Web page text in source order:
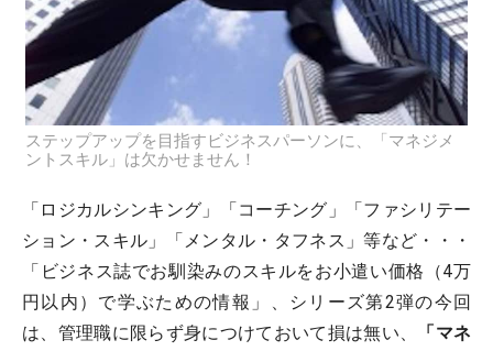
ステップアップを目指すビジネスパーソンに、「マネジメ
ントスキル」は欠かせません！
「ロジカルシンキング」「コーチング」「ファシリテー
ション・スキル」「メンタル・タフネス」等など・・・
「ビジネス誌でお馴染みのスキルをお小遣い価格（4万
円以内）で学ぶための情報」、シリーズ第2弾の今回
は、管理職に限らず身につけておいて損は無い、
「マネ